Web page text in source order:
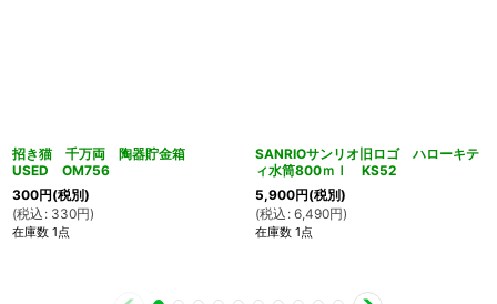
招き猫 千万両 陶器貯金箱
USED OM756
300円(税別)
(税込 : 330円)
在庫数 1点
SANRIOサンリオ旧ロゴ ハローキテ
ィ水筒800ｍｌ KS52
5,900円(税別)
(税込 : 6,490円)
在庫数 1点